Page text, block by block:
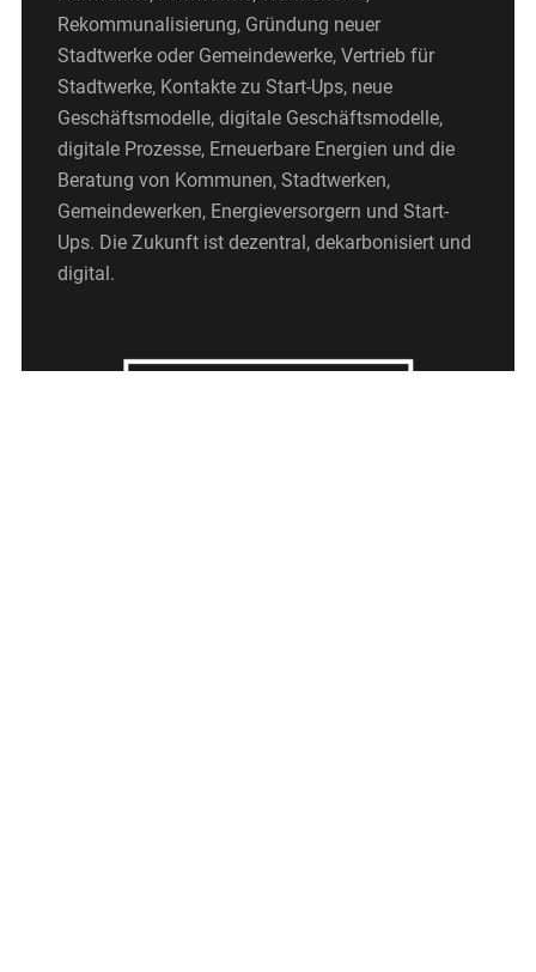
Rekommunalisierung, Gründung neuer
Stadtwerke oder Gemeindewerke, Vertrieb für
Stadtwerke, Kontakte zu Start-Ups, neue
Geschäftsmodelle, digitale Geschäftsmodelle,
digitale Prozesse, Erneuerbare Energien und die
Beratung von Kommunen, Stadtwerken,
Gemeindewerken, Energieversorgern und Start-
Ups. Die Zukunft ist dezentral, dekarbonisiert und
digital.